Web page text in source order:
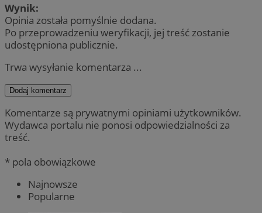
Wynik:
Opinia została pomyślnie dodana.
Po przeprowadzeniu weryfikacji, jej treść zostanie
udostępniona publicznie.
Trwa wysyłanie komentarza ...
Dodaj komentarz
Komentarze są prywatnymi opiniami użytkowników.
Wydawca portalu nie ponosi odpowiedzialności za
treść.
* pola obowiązkowe
Najnowsze
Popularne